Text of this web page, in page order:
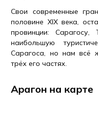
Свои современные
половине XIX века,
провинции: Сарагосу,
наибольшую
Сарагоса, но нам всё
трёх его частях.
Арагон на карте